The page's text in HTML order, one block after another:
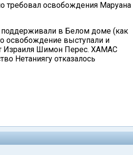
требовал освобождения Маруана
поддерживали в Белом доме (как
освобождение выступали и
Израиля Шимон Перес. ХАМАС
Нетаниягу отказалось